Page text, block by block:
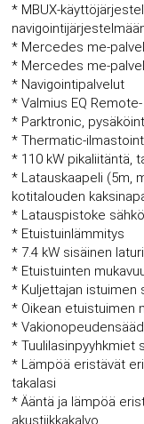
* MBUX-
* Mercedes me-
* Mercedes me-
* Navigointipalvelut
* Valmius EQ
* Parktronic,
* Thermatic-
* 110 kW pikaliitäntä,
* Latauskaapeli (5m,
kotitalouden
* Latauspistoke
* Etuistuinlämmitys
* 7.4 kW sisäinen
* Etuistuinten
* Kuljettajan istuimen
* Oikean etuistuimen
*
* Tuulilasinpyyhkmiet
* Lämpöä eristävät
takalasi
* Ääntä ja lämpöä
akustiikkakalvo